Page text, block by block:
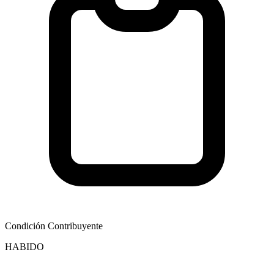
Condición Contribuyente
HABIDO